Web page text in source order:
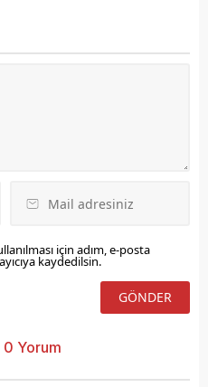
kapsamında
için adım, e-posta
kaydedilsin.
0 Yorum